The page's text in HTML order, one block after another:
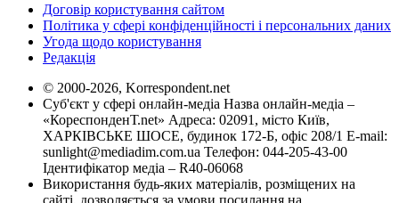
Договір користування сайтом
Політика у сфері конфіденційності і персональних даних
Угода щодо користування
Редакція
© 2000-2026, Korrespondent.net
Суб'єкт у сфері онлайн-медіа Назва онлайн-медіа –
«КореспонденТ.net» Адреса: 02091, місто Київ,
ХАРКІВСЬКЕ ШОСЕ, будинок 172-Б, офіс 208/1 E-mail:
sunlight@mediadim.com.ua Телефон: 044-205-43-00
Ідентифікатор медіа – R40-06068
Використання будь-яких матеріалів, розміщених на
сайті, дозволяється за умови посилання на